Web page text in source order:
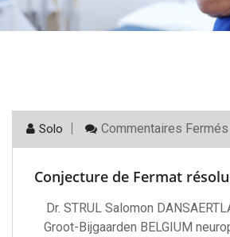
Solo Commentaires Fermés
Conjecture de Fermat
Dr. STRUL Salomon
Groot-Bijgaarden BELGIUM